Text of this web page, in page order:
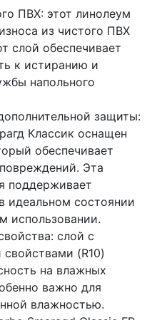
ПВХ: этот линолеум
из чистого ПВХ
слой обеспечивает
к истиранию и
напольного
защиты:
Классик оснащен
обеспечивает
Эта
поддерживает
идеальном состоянии
использовании.
слой с
(R10)
на влажных
важно для
влажностью.